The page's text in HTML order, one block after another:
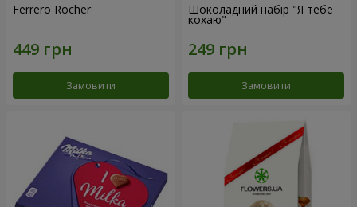
Ferrero Rocher
Замовити
Шоколадний набір "Я тебе
кохаю"
Замовити